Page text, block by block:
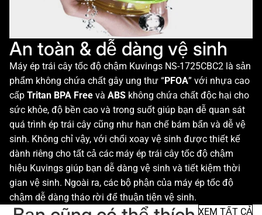
An toàn & dễ dàng vệ sinh
Máy ép trái cây tốc độ chậm Kuvings NS-1725CBC2 là sản
phẩm không chứa chất gây ung thư “PFOA” với nhựa cao
cấp Tritan BPA Free và ABS không chứa chất độc hại cho
sức khỏe, độ bền cao và trong suốt giúp bạn dễ quan sát
quá trình ép trái cây cũng như hạn chế bám bẩn và dễ vệ
sinh. Không chỉ vậy, với chổi xoay vệ sinh được thiết kế
dành riêng cho tất cả các máy ép trái cây tốc độ chậm
hiệu Kuvings giúp bạn dễ dàng vệ sinh và tiết kiệm thời
gian vệ sinh. Ngoài ra, các bộ phận của máy ép tốc độ
chậm dễ dàng tháo rời để thuận tiện vệ sinh.
XEM TẤT CẢ